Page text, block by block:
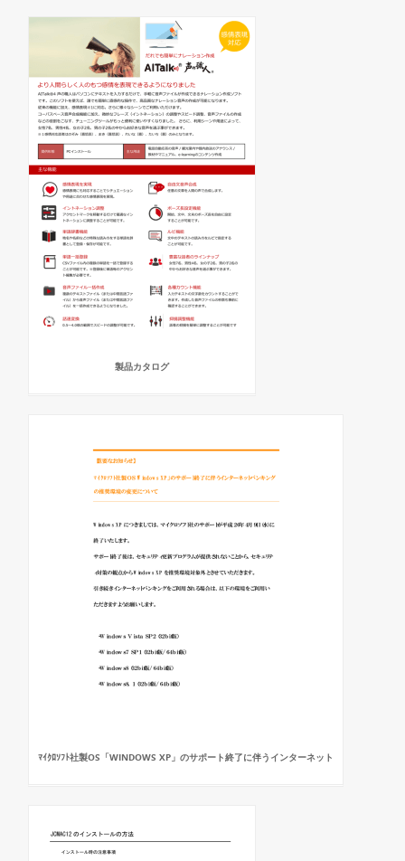
製品カタログ
ﾏｲｸﾛｿﾌﾄ社製OS「WINDOWS XP」のサポート終了に伴うインターネット